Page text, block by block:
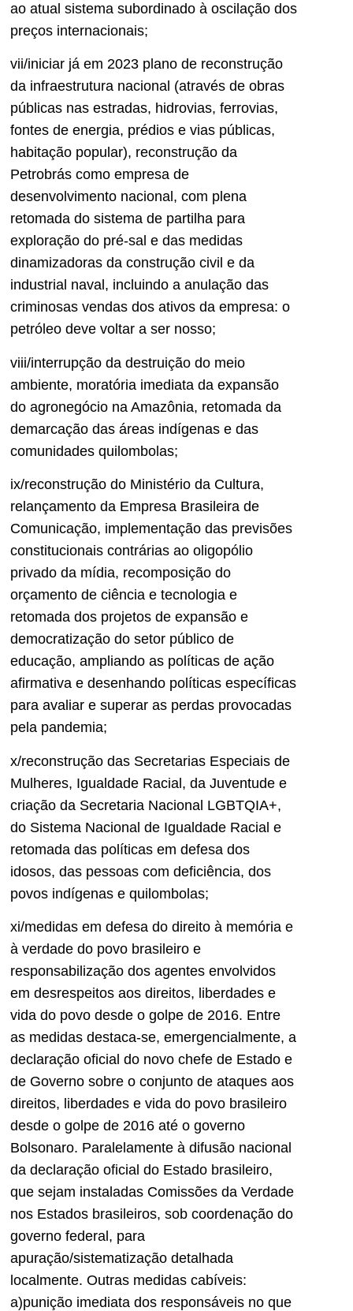
ao atual sistema subordinado à oscilação dos
preços internacionais;
vii/iniciar já em 2023 plano de reconstrução
da infraestrutura nacional (através de obras
públicas nas estradas, hidrovias, ferrovias,
fontes de energia, prédios e vias públicas,
habitação popular), reconstrução da
Petrobrás como empresa de
desenvolvimento nacional, com plena
retomada do sistema de partilha para
exploração do pré-sal e das medidas
dinamizadoras da construção civil e da
industrial naval, incluindo a anulação das
criminosas vendas dos ativos da empresa: o
petróleo deve voltar a ser nosso;
viii/interrupção da destruição do meio
ambiente, moratória imediata da expansão
do agronegócio na Amazônia, retomada da
demarcação das áreas indígenas e das
comunidades quilombolas;
ix/reconstrução do Ministério da Cultura,
relançamento da Empresa Brasileira de
Comunicação, implementação das previsões
constitucionais contrárias ao oligopólio
privado da mídia, recomposição do
orçamento de ciência e tecnologia e
retomada dos projetos de expansão e
democratização do setor público de
educação, ampliando as políticas de ação
afirmativa e desenhando políticas específicas
para avaliar e superar as perdas provocadas
pela pandemia;
x/reconstrução das Secretarias Especiais de
Mulheres, Igualdade Racial, da Juventude e
criação da Secretaria Nacional LGBTQIA+,
do Sistema Nacional de Igualdade Racial e
retomada das políticas em defesa dos
idosos, das pessoas com deficiência, dos
povos indígenas e quilombolas;
xi/medidas em defesa do direito à memória e
à verdade do povo brasileiro e
responsabilização dos agentes envolvidos
em desrespeitos aos direitos, liberdades e
vida do povo desde o golpe de 2016. Entre
as medidas destaca-se, emergencialmente, a
declaração oficial do novo chefe de Estado e
de Governo sobre o conjunto de ataques aos
direitos, liberdades e vida do povo brasileiro
desde o golpe de 2016 até o governo
Bolsonaro. Paralelamente à difusão nacional
da declaração oficial do Estado brasileiro,
que sejam instaladas Comissões da Verdade
nos Estados brasileiros, sob coordenação do
governo federal, para
apuração/sistematização detalhada
localmente. Outras medidas cabíveis:
a)punição imediata dos responsáveis no que